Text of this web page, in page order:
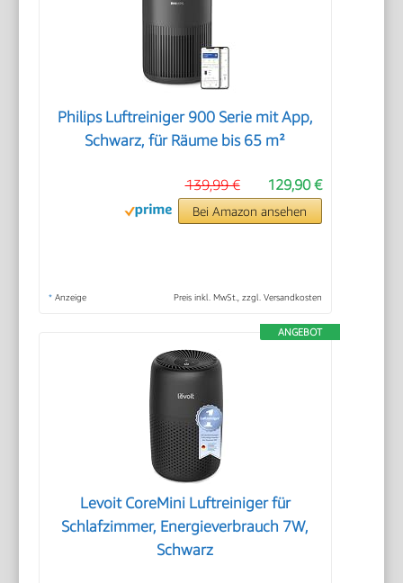
Philips Luftreiniger 900 Serie mit App,
Schwarz, für Räume bis 65 m²
129,90 €
139,99 €
Bei Amazon ansehen
* Anzeige Preis inkl. MwSt., zzgl. Versandkosten
ANGEBOT
Levoit CoreMini Luftreiniger für
Schlafzimmer, Energieverbrauch 7W,
Schwarz